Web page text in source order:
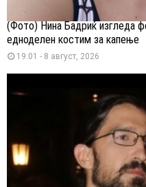
(Фото) Нина Бадриќ изгледа
едноделен костим за капење
19:01 - 8 август, 2026